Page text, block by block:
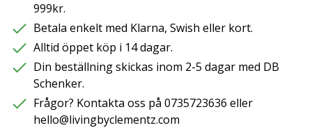
999kr.
Betala enkelt med Klarna, Swish eller kort.
Alltid öppet köp i 14 dagar.
Din beställning skickas inom 2-5 dagar med DB
Schenker.
Frågor? Kontakta oss på 0735723636 eller
hello@livingbyclementz.com